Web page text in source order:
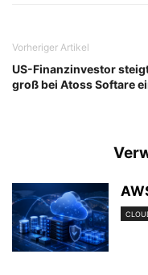
Vorheriger Artikel
US-Finanzinvestor
groß bei Atoss Softare